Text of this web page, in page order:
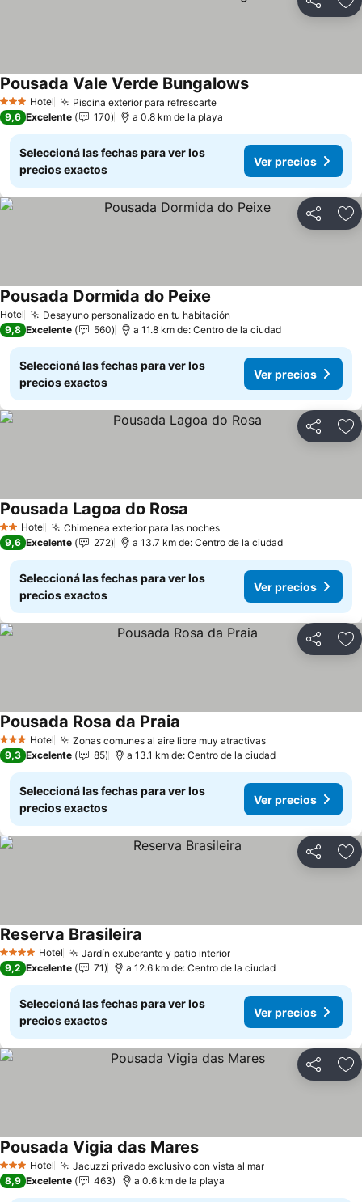
Compartir
3 Estrellas
Hotel Piscina exterior para refrescarte
Pousada Vale Verde Bungalows
9,6 Excelente 170 a 0.8 km de la playa
Seleccioná las fechas para ver los
precios exactos
Ver precios
Compartir
Hotel Desayuno personalizado en tu habitación
Pousada Dormida do Peixe
9,8 Excelente 560 a 11.8 km de: Centro de la ciudad
Seleccioná las fechas para ver los
precios exactos
Ver precios
Compartir
2 Estrellas
Hotel Chimenea exterior para las noches
Pousada Lagoa do Rosa
9,6 Excelente 272 a 13.7 km de: Centro de la ciudad
Seleccioná las fechas para ver los
precios exactos
Ver precios
Compartir
3 Estrellas
Hotel Zonas comunes al aire libre muy atractivas
Pousada Rosa da Praia
9,3 Excelente 85 a 13.1 km de: Centro de la ciudad
Seleccioná las fechas para ver los
precios exactos
Ver precios
Compartir
4 EstrellasHotel Jardín exuberante y patio interior
Reserva Brasileira
9,2 Excelente 71 a 12.6 km de: Centro de la ciudad
Seleccioná las fechas para ver los
precios exactos
Ver precios
Compartir
3 Estrellas
Hotel Jacuzzi privado exclusivo con vista al mar
Pousada Vigia das Mares
8,9 Excelente 463 a 0.6 km de la playa